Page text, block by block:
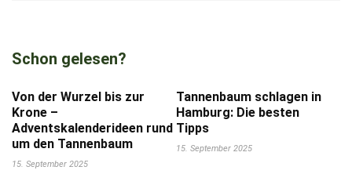
Schon gelesen?
Von der Wurzel bis zur
Krone –
Adventskalenderideen rund
um den Tannenbaum
15. September 2025
Tannenbaum schlagen in
Hamburg: Die besten
Tipps
15. September 2025